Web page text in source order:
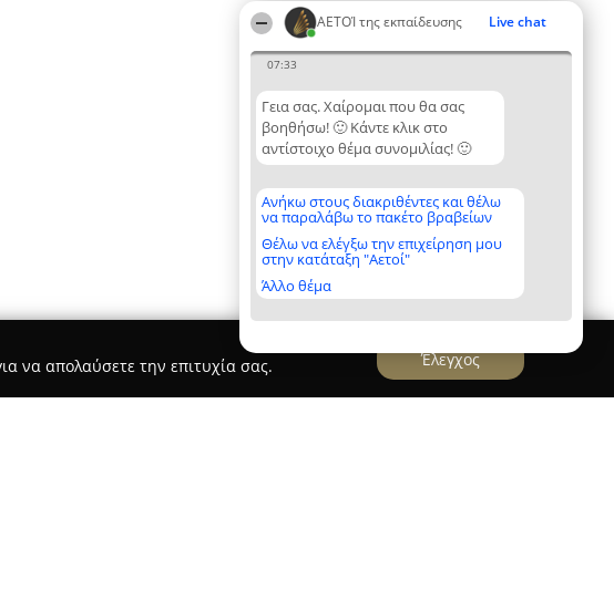
ΑΕΤΟΊ της εκπαίδευσης Live chat
07:33
Γεια σας. Χαίρομαι που θα σας
βοηθήσω! 🙂 Κάντε κλικ στο
αντίστοιχο θέμα συνομιλίας! 🙂
Ανήκω στους διακριθέντες και θέλω
να παραλάβω το πακέτο βραβείων
Θέλω να ελέγξω την επιχείρηση μου
στην κατάταξη "Αετοί"
Άλλο θέμα
να απολαύσετε την επιτυχία σας.
Έλεγχος